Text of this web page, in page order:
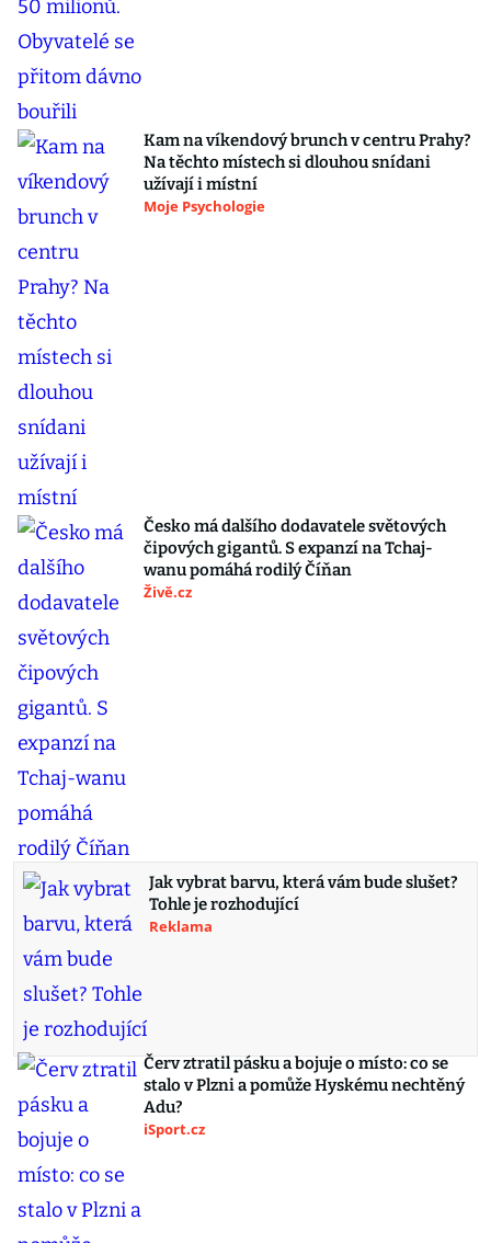
Kam na víkendový brunch v centru Prahy?
Na těchto místech si dlouhou snídani
užívají i místní
Moje Psychologie
Česko má dalšího dodavatele světových
čipových gigantů. S expanzí na Tchaj-
wanu pomáhá rodilý Číňan
Živě.cz
Jak vybrat barvu, která vám bude slušet?
Tohle je rozhodující
Reklama
Červ ztratil pásku a bojuje o místo: co se
stalo v Plzni a pomůže Hyskému nechtěný
Adu?
iSport.cz